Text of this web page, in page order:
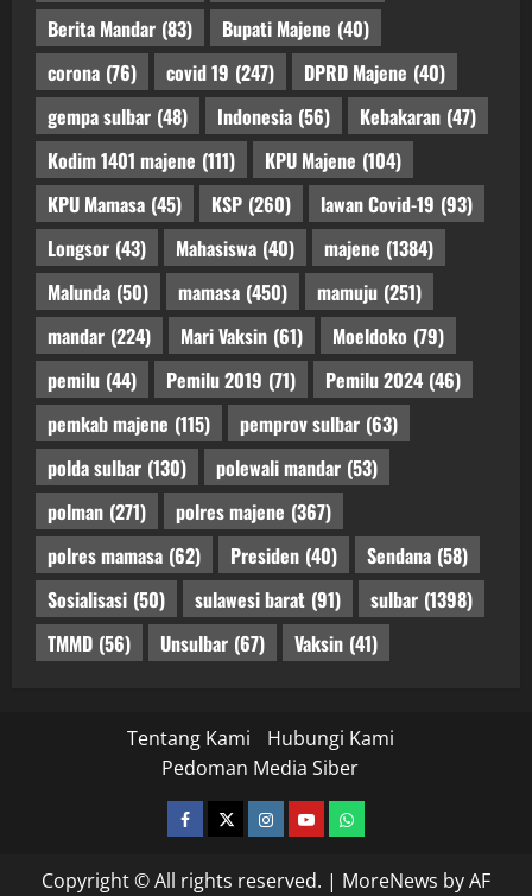
Berita Mandar (83) Bupati Majene (40)
corona (76) covid 19 (247) DPRD Majene (40)
gempa sulbar (48) Indonesia (56) Kebakaran (47)
Kodim 1401 majene (111) KPU Majene (104)
KPU Mamasa (45) KSP (260) lawan Covid-19 (93)
Longsor (43) Mahasiswa (40) majene (1384)
Malunda (50) mamasa (450) mamuju (251)
mandar (224) Mari Vaksin (61) Moeldoko (79)
pemilu (44) Pemilu 2019 (71) Pemilu 2024 (46)
pemkab majene (115) pemprov sulbar (63)
polda sulbar (130) polewali mandar (53)
polman (271) polres majene (367)
polres mamasa (62) Presiden (40) Sendana (58)
Sosialisasi (50) sulawesi barat (91) sulbar (1398)
TMMD (56) Unsulbar (67) Vaksin (41)
Tentang Kami
Hubungi Kami
Pedoman Media Siber
facebooktwitterinstagram.com
youtubewhatsapp
Copyright © All rights reserved. | MoreNews by AF